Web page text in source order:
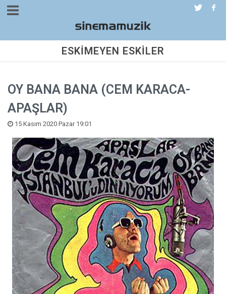
ESKİMEYEN ESKİLER
OY BANA BANA (CEM KARACA-
APAŞLAR)
15 Kasım 2020 Pazar 19:01